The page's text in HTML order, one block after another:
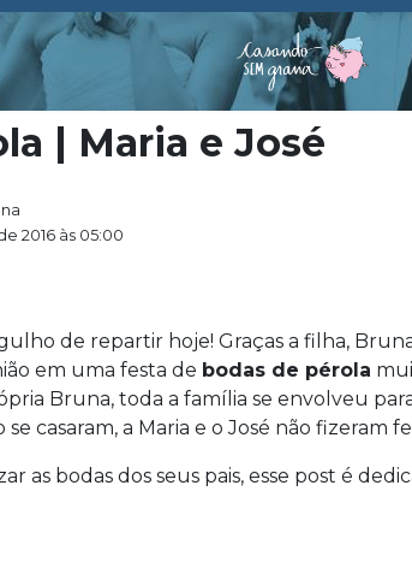
| Maria e José
2016 às 05:00
de repartir hoje! Graças a filha,
em uma festa de bodas de pérola
Bruna, toda a família se envolveu
casaram, a Maria e o José não fizeram
as bodas dos seus pais, esse post é